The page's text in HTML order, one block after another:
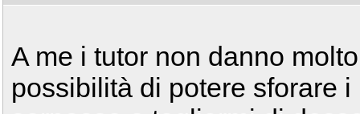
A me i tutor non danno
possibilità di potere sforare